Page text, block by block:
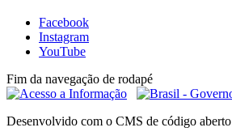
Facebook
Instagram
YouTube
Fim da navegação de rodapé
Desenvolvido com o CMS de código aberto